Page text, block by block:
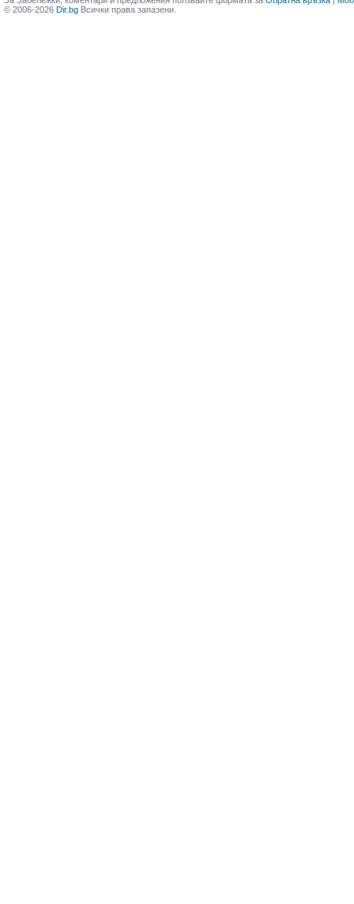
© 2006-2026 Dir.bg Всички права запазени.